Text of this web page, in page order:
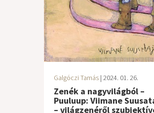
Galgóczi Tamás | 2024. 01. 26.
Zenék a nagyvilágból –
Puuluup: Viimane
– világzenéről